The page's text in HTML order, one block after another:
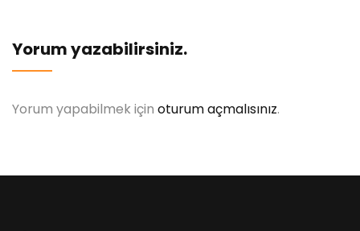
Yorum yazabilirsiniz.
Yorum yapabilmek için oturum açmalısınız.